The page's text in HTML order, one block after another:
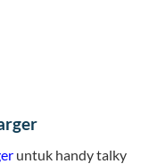
untuk handy talky